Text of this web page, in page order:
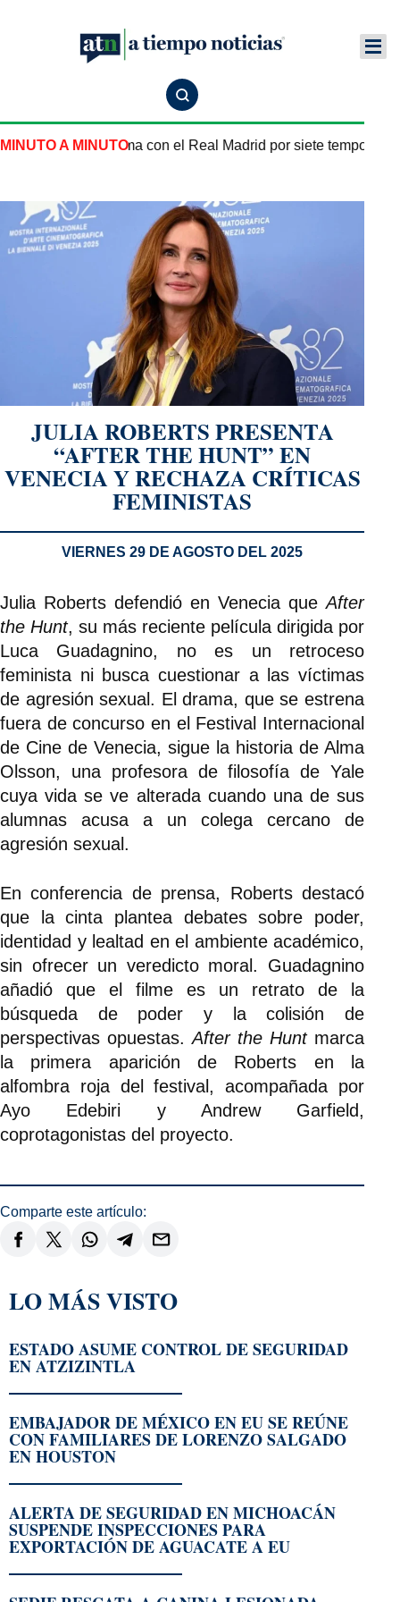
MINUTO A MINUTO
marfileño firma con el Real Madrid por siete temporadas
JULIA ROBERTS PRESENTA
“AFTER THE HUNT” EN
VENECIA Y RECHAZA CRÍTICAS
FEMINISTAS
VIERNES 29 DE AGOSTO DEL 2025
Julia Roberts defendió en Venecia queAfter
the Hunt, su más reciente película dirigida por
Luca Guadagnino, no es un retroceso
feminista ni busca cuestionar a las víctimas
de agresión sexual. El drama, que se estrena
fuera de concurso en el Festival Internacional
de Cine de Venecia, sigue la historia de Alma
Olsson, una profesora de filosofía de Yale
cuya vida se ve alterada cuando una de sus
alumnas acusa a un colega cercano de
agresión sexual.
En conferencia de prensa, Roberts destacó
que la cinta plantea debates sobre poder,
identidad y lealtad en el ambiente académico,
sin ofrecer un veredicto moral. Guadagnino
añadió que el filme es un retrato de la
búsqueda de poder y la colisión de
perspectivas opuestas.After the Huntmarca
la primera aparición de Roberts en la
alfombra roja del festival, acompañada por
Ayo Edebiri y Andrew Garfield,
coprotagonistas del proyecto.
Comparte este artículo:
LO MÁS VISTO
ESTADO ASUME CONTROL DE SEGURIDAD
EN ATZIZINTLA
EMBAJADOR DE MÉXICO EN EU SE REÚNE
CON FAMILIARES DE LORENZO SALGADO
EN HOUSTON
ALERTA DE SEGURIDAD EN MICHOACÁN
SUSPENDE INSPECCIONES PARA
EXPORTACIÓN DE AGUACATE A EU